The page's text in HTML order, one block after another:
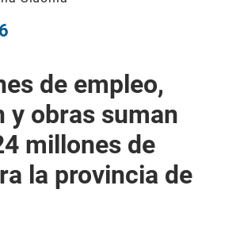
de empleo,
y obras suman
millones de
la provincia de